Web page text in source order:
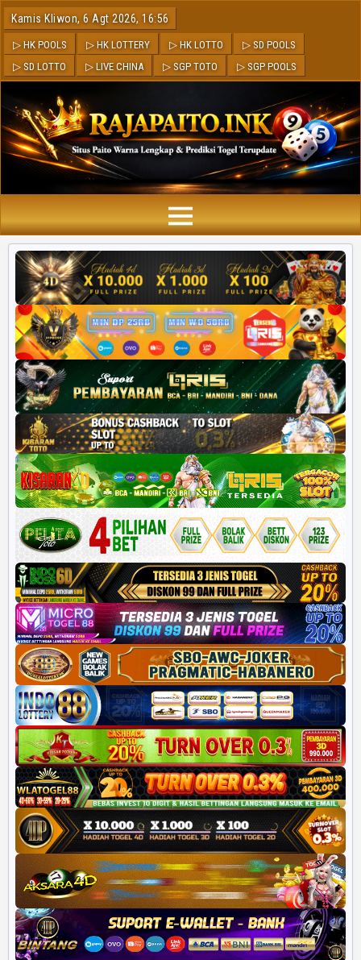
Kamis Kliwon, 6 Agt 2026, 16:56
▷ HK POOLS ▷ HK LOTTERY ▷ HK LOTTO
▷ SD POOLS
▷ SD LOTTO
▷ LIVE CHINA ▷ SGP TOTO ▷ SGP POOLS